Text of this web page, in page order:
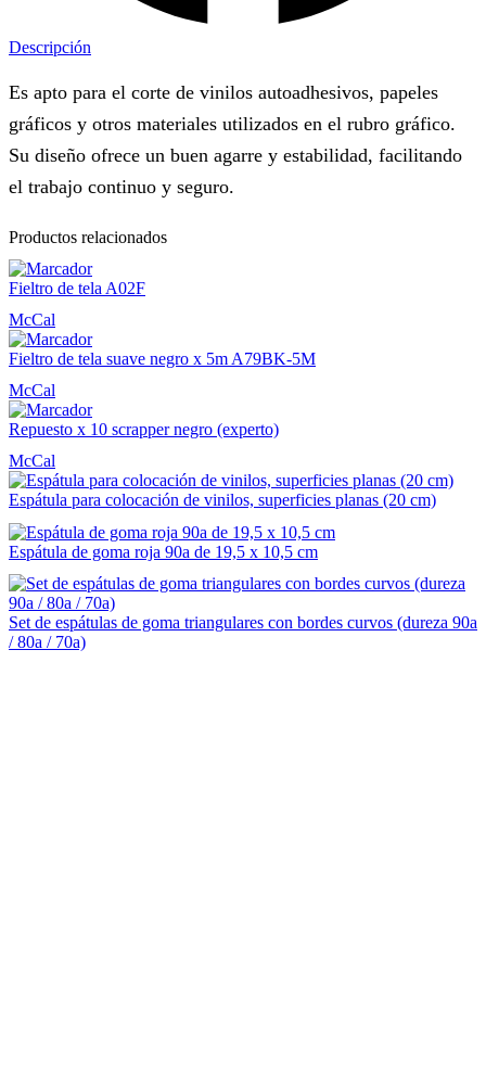
Descripción
Es apto para el corte de vinilos autoadhesivos, papeles
gráficos y otros materiales utilizados en el rubro gráfico.
Su diseño ofrece un buen agarre y estabilidad, facilitando
el trabajo continuo y seguro.
Productos relacionados
Fieltro de tela A02F
McCal
Fieltro de tela suave negro x 5m A79BK-5M
McCal
Repuesto x 10 scrapper negro (experto)
McCal
Espátula para colocación de vinilos, superficies planas (20 cm)
Espátula de goma roja 90a de 19,5 x 10,5 cm
Set de espátulas de goma triangulares con bordes curvos (dureza 90a
/ 80a / 70a)